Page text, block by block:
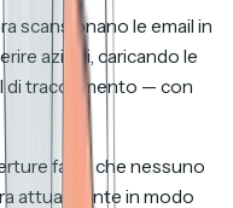
scansionano le email in
azioni, caricando le
di tracciamento — con
false che nessuno
attualmente in modo